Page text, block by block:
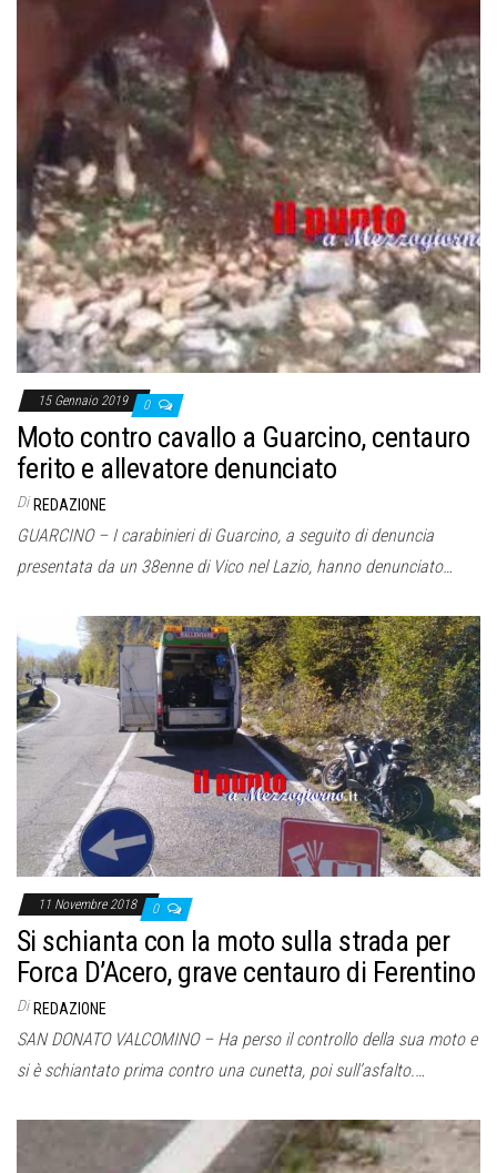
15 Gennaio 2019 0
Moto contro cavallo a Guarcino, centauro
ferito e allevatore denunciato
Di REDAZIONE
GUARCINO – I carabinieri di Guarcino, a seguito di denuncia
presentata da un 38enne di Vico nel Lazio, hanno denunciato…
11 Novembre 2018 0
Si schianta con la moto sulla strada per
Forca D’Acero, grave centauro di Ferentino
Di REDAZIONE
SAN DONATO VALCOMINO – Ha perso il controllo della sua moto e
si è schiantato prima contro una cunetta, poi sull’asfalto.…